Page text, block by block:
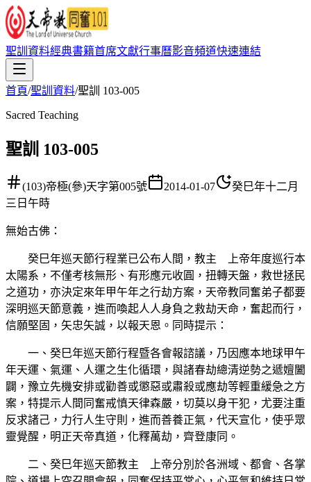
聖訓資料經典書籍首席文獻行事曆影音頻道快速連結
首頁/聖訓資料/聖訓 103-005
Sacred Teaching
聖訓 103-005
(103)帝極(參)天字第005號 2014-01-07
癸巳年十二月
三日午時
無始古佛 ：
癸巳年巡天節行程業已公布人間，教主 上帝年度巡行本
太陽系，不僅考核無形、有形應元收圓，扭轉天盤，救世拯民
之道功，亦決定來年甲午年之行劫方案，天帝教同奮弟子都要
深明巡天節意義，進而喚起人人身負之救劫天命，奮起而行，
信願堅固，矢忠矢誠，以報天恩。同時提示：
一、癸巳年巡天節行程暨各會報諮議，乃因應本地球甲午
年天運、氣運、人運之生化循環，與諸春劫總清逆勢之遞嬗闔
闢，豫立先機安排或勸善或懲惡或肅殺或應劫等輕重緩急之方
案，特提示人間同奮戒慎天律森嚴，切莫以身干犯，尤要注重
反求諸己，力行人生守則，進而善養正氣，代天宣化，使乎眾
靈覺醒，明正天帝真道，化釋萬劫，齊登康同。
二、癸巳年巡天節教主 上帝分別於各洲域、都會、各掌